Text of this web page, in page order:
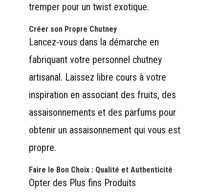
tremper pour un twist exotique.
Créer son Propre Chutney
Lancez-vous dans la démarche en
fabriquant votre personnel chutney
artisanal. Laissez libre cours à votre
inspiration en associant des fruits, des
assaisonnements et des parfums pour
obtenir un assaisonnement qui vous est
propre.
Faire le Bon Choix : Qualité et Authenticité
Opter des Plus fins Produits